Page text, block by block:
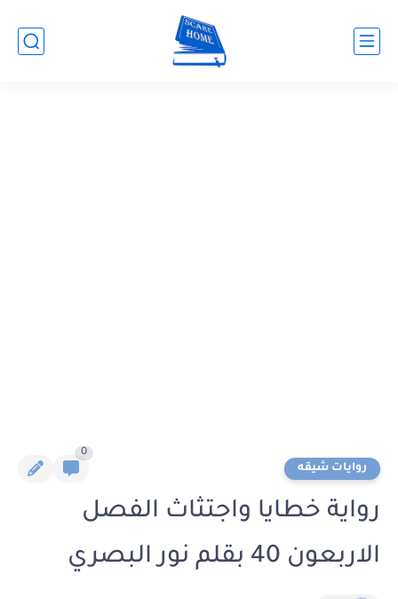
روايات شيقه
0
رواية خطايا واجتثاث الفصل
الاربعون 40 بقلم نور البصري